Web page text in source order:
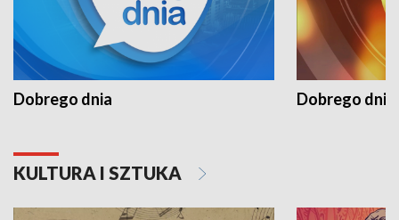
Dobrego dnia Dobrego dnia
KULTURA I SZTUKA